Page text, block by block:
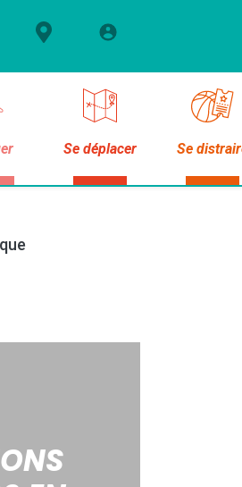
Se déplacer Se